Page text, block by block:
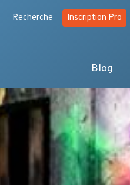
Recherche Inscription Pro
Blog